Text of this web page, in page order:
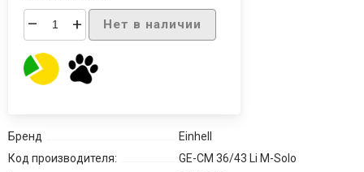
– + Нет в наличии
Бренд
Einhell
Код производителя:
GE-CM 36/43 Li M-Solo